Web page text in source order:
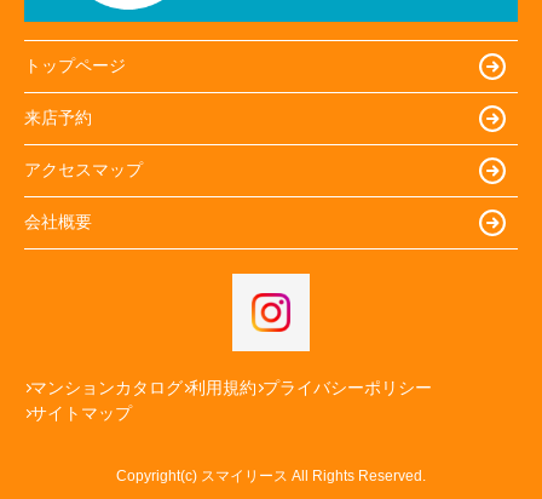
トップページ
来店予約
アクセスマップ
会社概要
マンションカタログ 利用規約 プライバシーポリシー
サイトマップ
Copyright(c) スマイリース All Rights Reserved.